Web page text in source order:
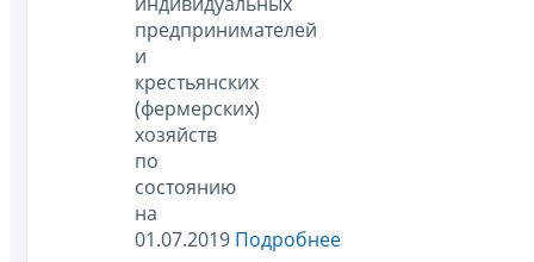
предпринимателей
и
крестьянских
(фермерских)
хозяйств
по
состоянию
на
01.07.2019 Подробнее